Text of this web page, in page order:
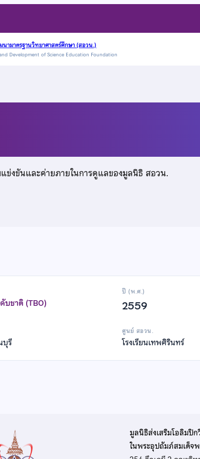
ามาตรฐานวิทยาศาสตร์ศึกษา (สอวน.)
Development of Science Education Foundation
ข่งขันและค่ายภายในการดูแลของมูลนิธิ สอวน.
บชาติ (TBO)
ปี (พ.ศ.)
2559
บุรี
ศูนย์ สอวน.
โรงเรียนเทพศิรินทร์
มูลนิธิส่งเสริมโอลิมปิ
ในพระอุปถัมภ์สมเด็จ